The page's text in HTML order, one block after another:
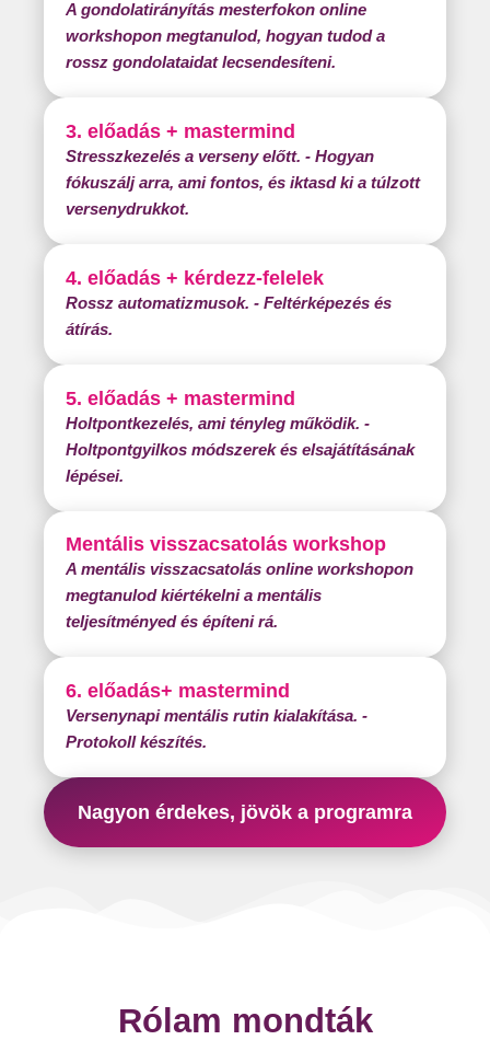
A gondolatirányítás mesterfokon online
workshopon megtanulod, hogyan tudod a
rossz gondolataidat lecsendesíteni.
3. előadás + mastermind
Stresszkezelés a verseny előtt. - Hogyan
fókuszálj arra, ami fontos, és iktasd ki a túlzott
versenydrukkot.
4. előadás + kérdezz-felelek
Rossz automatizmusok. - Feltérképezés és
átírás.
5. előadás + mastermind
Holtpontkezelés, ami tényleg működik. -
Holtpontgyilkos módszerek és elsajátításának
lépései.
Mentális visszacsatolás workshop
A mentális visszacsatolás online workshopon
megtanulod kiértékelni a mentális
teljesítményed és építeni rá.
6. előadás+ mastermind
Versenynapi mentális rutin kialakítása. -
Protokoll készítés.
Nagyon érdekes, jövök a programra
Rólam mondták